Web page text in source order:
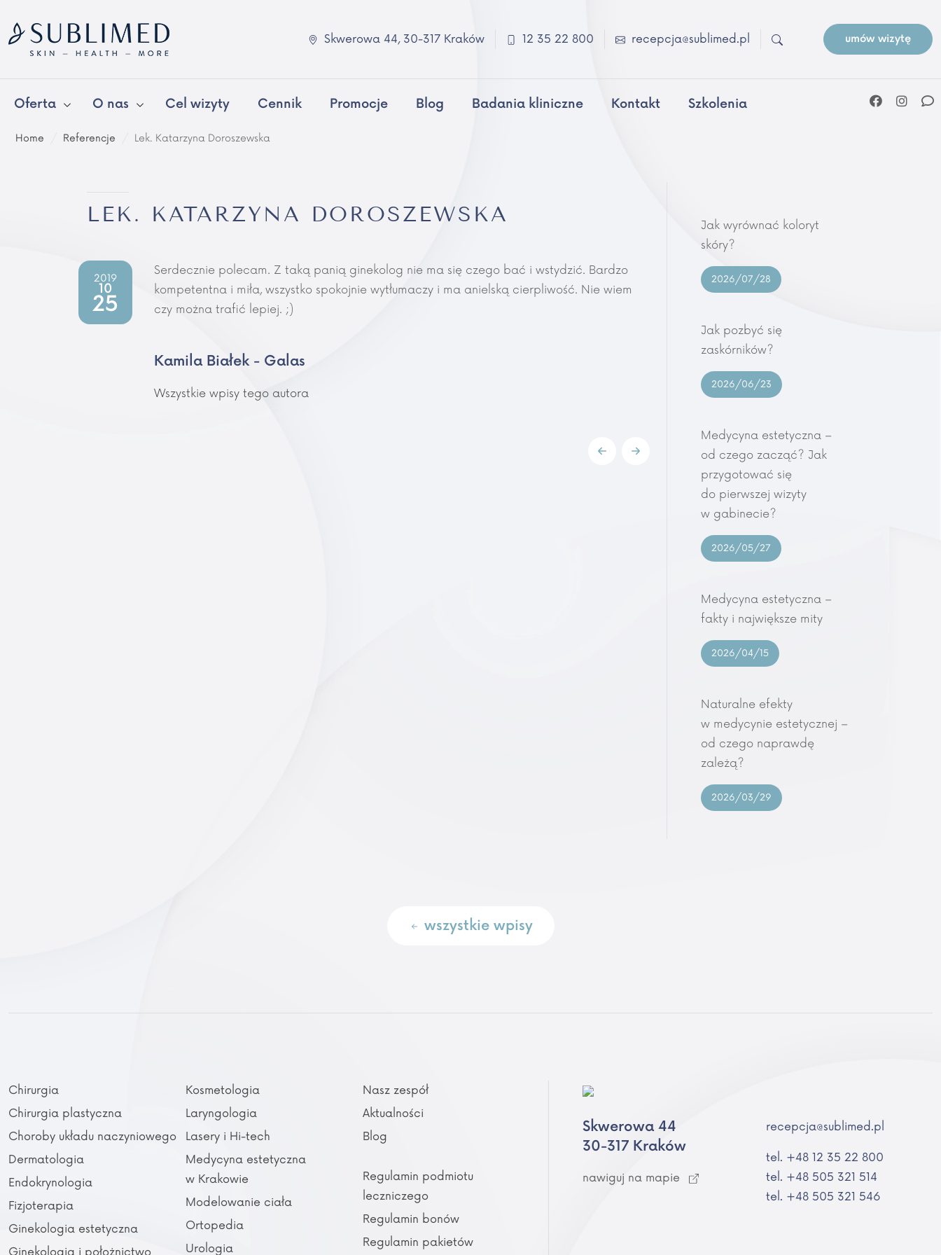
Skwerowa 44, 30-317 Kraków 12 35 22 800 recepcja@sublimed.pl umów wizytę
Oferta O nas Cel wizyty Cennik Promocje Blog Badania kliniczne Kontakt Szkolenia
Home Referencje Lek. Katarzyna Doroszewska
LEK. KATARZYNA DOROSZEWSKA
2019
10
25
Serdecznie polecam. Z taką panią ginekolog nie ma się czego bać i wstydzić. Bardzo
kompetentna i miła, wszystko spokojnie wytłumaczy i ma anielską cierpliwość. Nie wiem
czy można trafić lepiej. ;)
Kamila Białek - Galas
Wszystkie wpisy tego autora
Jak wyrównać koloryt
skóry?
2026/07/28
Jak pozbyć się
zaskórników?
2026/06/23
Medycyna estetyczna –
od czego zacząć? Jak
przygotować się
do pierwszej wizyty
w gabinecie?
2026/05/27
Medycyna estetyczna –
fakty i największe mity
2026/04/15
Naturalne efekty
w medycynie estetycznej –
od czego naprawdę
zależą?
2026/03/29
wszystkie wpisy
Chirurgia
Chirurgia plastyczna
Choroby układu naczyniowego
Dermatologia
Endokrynologia
Fizjoterapia
Ginekologia estetyczna
Ginekologia i położnictwo
Kosmetologia
Laryngologia
Lasery i Hi-tech
Medycyna estetyczna
w Krakowie
Modelowanie ciała
Ortopedia
Urologia
Nasz zespół
Aktualności
Blog
Regulamin podmiotu
leczniczego
Regulamin bonów
Regulamin pakietów
Skwerowa 44
30-317 Kraków
nawiguj na mapie
recepcja@sublimed.pl
tel. +48 12 35 22 800
tel. +48 505 321 514
tel. +48 505 321 546